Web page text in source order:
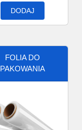
DODAJ
FOLIA DO
PAKOWANIA